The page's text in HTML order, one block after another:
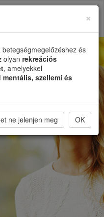
×
és
olyan rekreációs
, amelyekkel
szellemi és
ne jelenjen meg OK